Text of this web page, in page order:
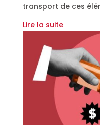
transport de ces
Lire la suite